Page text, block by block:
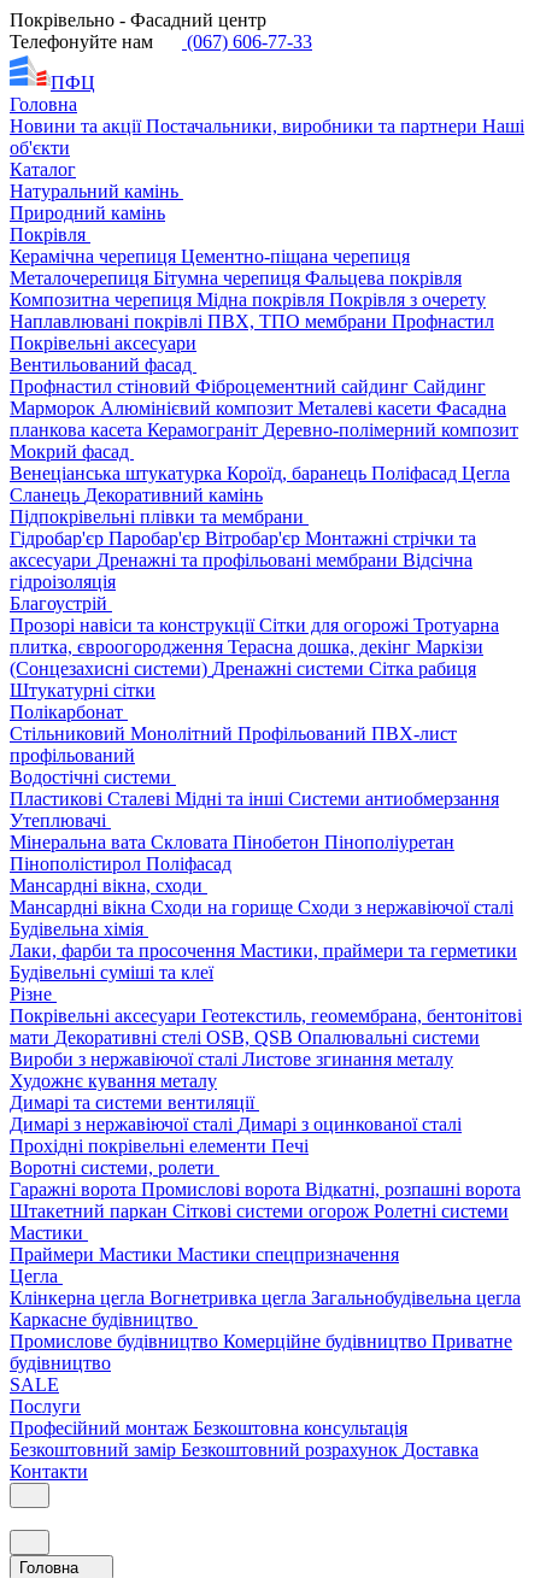
Покрівельно - Фасадний центр
Телефонуйте нам
(067) 606-77-33
ПФЦ
Головна
Новини та акціїПостачальники, виробники та партнери Наші
об'єкти
Каталог
Натуральний камінь
Природний камінь
Покрівля
Керамічна черепиця Цементно-піщана черепиця
Металочерепиця Бітумна черепиця Фальцева покрівля
Композитна черепиця Мідна покрівля Покрівля з очерету
Наплавлювані покрівлі ПВХ, ТПО мембрани Профнастил
Покрівельні аксесуари
Вентильований фасад
Профнастил стіновий Фіброцементний сайдинг Сайдинг
Марморок Алюмінієвий композит Металеві касети Фасадна
планкова касета Керамограніт Деревно-полімерний композит
Мокрий фасад
Венеціанська штукатурка Короїд, баранець Поліфасад Цегла
Сланець Декоративний камінь
Підпокрівельні плівки та мембрани
Гідробар'єр Паробар'єр Вітробар'єр Монтажні стрічки та
аксесуари Дренажні та профільовані мембрани Відсічна
гідроізоляція
Благоустрій
Прозорі навіси та конструкціїСітки для огорожі Тротуарна
плитка, євроогородження Терасна дошка, декінг Маркізи
(Сонцезахисні системи) Дренажні системи Сітка рабиця
Штукатурні сітки
Полікарбонат
Стільниковий Монолітний Профільований ПВХ-лист
профільований
Водостічні системи
Пластикові Сталеві Мідні та інші Системи антиобмерзання
Утеплювачі
Мінеральна вата Скловата Пінобетон Пінополіуретан
Пінополістирол Поліфасад
Мансардні вікна, сходи
Мансардні вікна Сходи на горище Сходи з нержавіючої сталі
Будівельна хімія
Лаки, фарби та просочення Мастики, праймери та герметики
Будівельні суміші та клеї
Різне
Покрівельні аксесуари Геотекстиль, геомембрана, бентонітові
мати Декоративні стелі OSB, QSB Опалювальні системи
Вироби з нержавіючої сталі Листове згинання металу
Художнє кування металу
Димарі та системи вентиляції
Димарі з нержавіючої сталі Димарі з оцинкованої сталі
Прохідні покрівельні елементи Печі
Воротні системи, ролети
Гаражні ворота Промислові ворота Відкатні, розпашні ворота
Штакетний паркан Сіткові системи огорож Ролетні системи
Мастики
Праймери Мастики Мастики спецпризначення
Цегла
Клінкерна цегла Вогнетривка цегла Загальнобудівельна цегла
Каркасне будівництво
Промислове будівництво Комерційне будівництво Приватне
будівництво
SALE
Послуги
Професійний монтаж Безкоштовна консультація
Безкоштовний замір Безкоштовний розрахунок Доставка
Контакти
Головна